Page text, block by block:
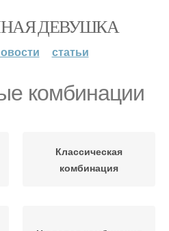
ДЕВУШКА
статьи
комбинации
Классическая
комбинация